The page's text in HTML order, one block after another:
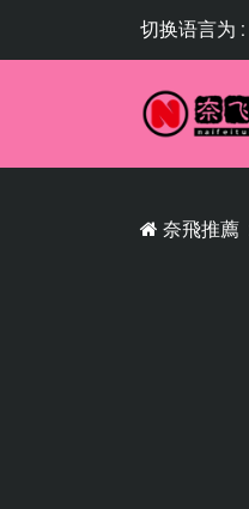
切换语言为 :
奈飛推薦